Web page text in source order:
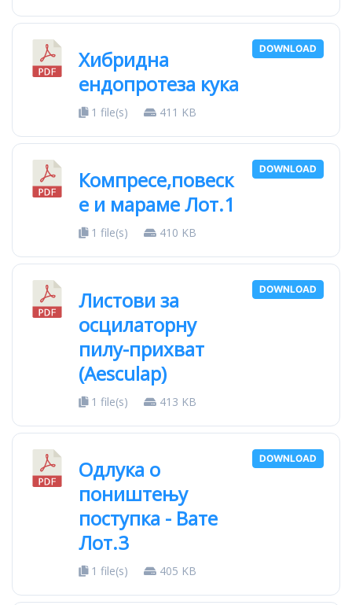
Хибридна
ендопротеза кука
1 file(s) 411 KB
DOWNLOAD
Компресе,повеск
е и мараме Лот.1
1 file(s) 410 KB
DOWNLOAD
Листови за
осцилаторну
пилу-прихват
(Aesculap)
1 file(s) 413 KB
DOWNLOAD
Одлука о
поништењу
поступка - Вате
Лот.3
1 file(s) 405 KB
DOWNLOAD